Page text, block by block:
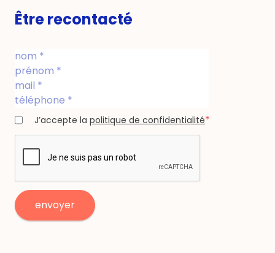
Être recontacté
J’accepte lapolitique de confidentialité*